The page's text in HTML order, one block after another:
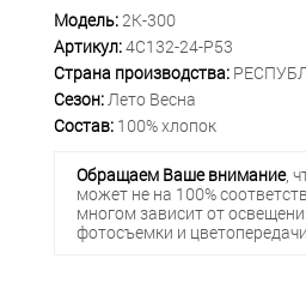
Модель:2К-300
Артикул:4С132-24-Р53
Страна производства:
Сезон:Лето Весна
Состав: 100% хлопок
Обращаем Ваше внимание,
может не на 100%
многом зависит от
фотосъемки и